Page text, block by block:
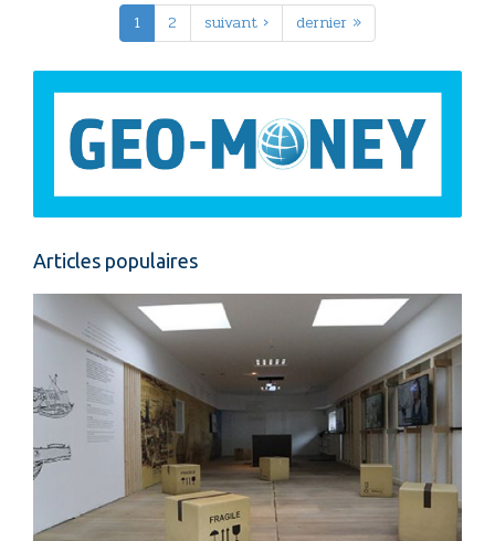
1 2 suivant › dernier »
Articles populaires